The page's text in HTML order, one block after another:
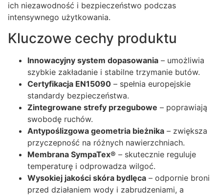
ich niezawodność i bezpieczeństwo podczas
intensywnego użytkowania.
Kluczowe cechy produktu
Innowacyjny system dopasowania – umożliwia
szybkie zakładanie i stabilne trzymanie butów.
Certyfikacja EN15090 – spełnia europejskie
standardy bezpieczeństwa.
Zintegrowane strefy przegubowe – poprawiają
swobodę ruchów.
Antypoślizgowa geometria bieżnika – zwiększa
przyczepność na różnych nawierzchniach.
Membrana SympaTex® – skutecznie reguluje
temperaturę i odprowadza wilgoć.
Wysokiej jakości skóra bydlęca – odpornie broni
przed działaniem wody i zabrudzeniami, a